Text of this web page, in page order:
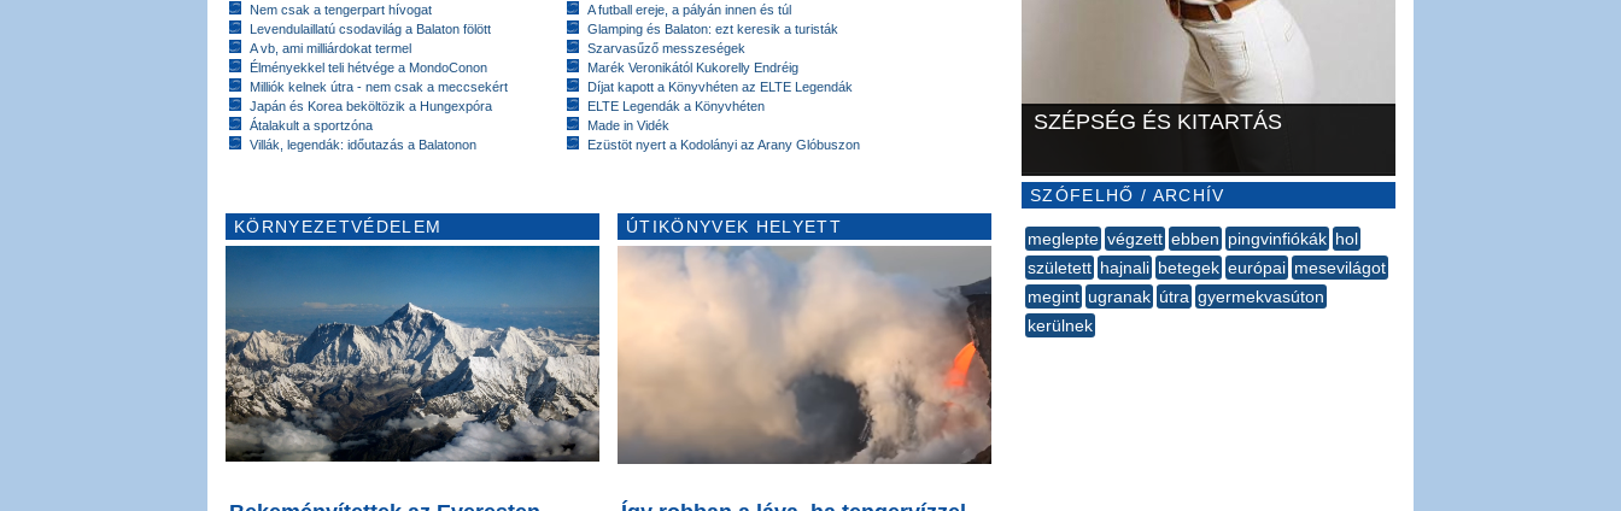
Nem csak a tengerpart hívogat
Levendulaillatú csodavilág a Balaton fölött
A vb, ami milliárdokat termel
Élményekkel teli hétvége a MondoConon
Milliók kelnek útra - nem csak a meccsekért
Japán és Korea beköltözik a Hungexpóra
Átalakult a sportzóna
Villák, legendák: időutazás a Balatonon
A futball ereje, a pályán innen és túl
Glamping és Balaton: ezt keresik a turisták
Szarvasűző messzeségek
Marék Veronikától Kukorelly Endréig
Díjat kapott a Könyvhéten az ELTE Legendák
ELTE Legendák a Könyvhéten
Made in Vidék
Ezüstöt nyert a Kodolányi az Arany Glóbuszon
KÖRNYEZETVÉDELEM ÚTIKÖNYVEK HELYETT
SZÉPSÉG ÉS KITARTÁS
SZÓFELHŐ / ARCHÍV
meglepte végzett ebben pingvinfiókák hol
született hajnali betegek európai mesevilágot
megint ugranak útra gyermekvasúton
kerülnek